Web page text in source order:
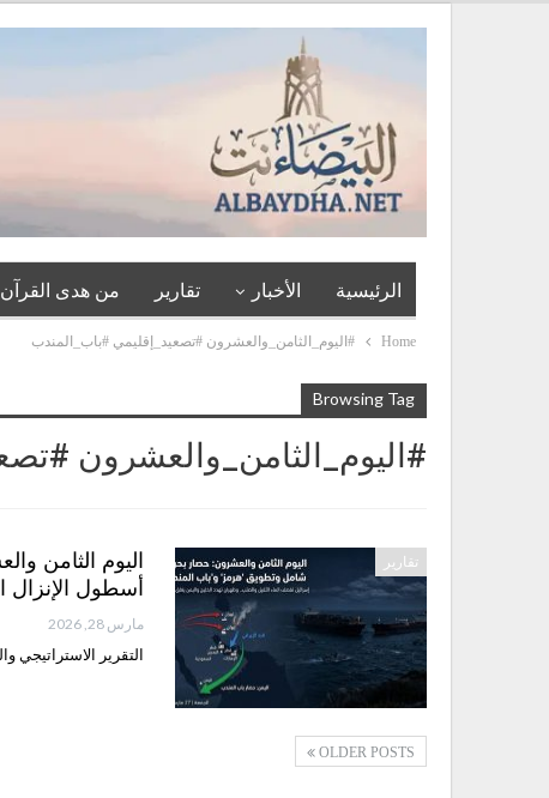
الرئيسية الأخبار تقارير من هدى القرآن
Home #اليوم_الثامن_والعشرون #تصعيد_إقليمي #باب_المندب
Browsing Tag
#اليوم_الثامن_والعشرون
تقارير
اليوم الثامن
أسطول الإنزال
مارس 28, 2026
التقرير الاستراتيجي والعملياتي
OLDER POSTS